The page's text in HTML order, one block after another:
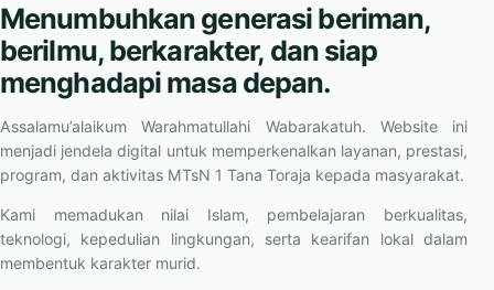
Menumbuhkan generasi beriman,
berilmu, berkarakter, dan siap
menghadapi masa depan.
Assalamu’alaikum Warahmatullahi Wabarakatuh. Website ini
menjadi jendela digital untuk memperkenalkan layanan, prestasi,
program, dan aktivitas MTsN 1 Tana Toraja kepada masyarakat.
Kami memadukan nilai Islam, pembelajaran berkualitas,
teknologi, kepedulian lingkungan, serta kearifan lokal dalam
membentuk karakter murid.